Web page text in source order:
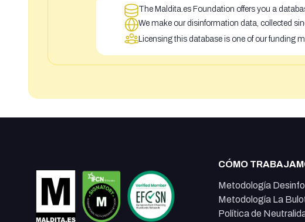
The Maldita.es Foundation offers you a
We make our disinformation data, collected
Licensing this database is one of our funding
CÓMO
Metodología Desinfo
Metodología La
Política de